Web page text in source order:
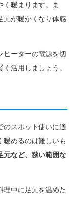
く暖まります。ま
元が暖かくなり体感
ヒーターの電源を切
活用しましょう。
のスポット使いに適
暖めるのは難しいも
元など、狭い範囲な
理中に足元を温めた